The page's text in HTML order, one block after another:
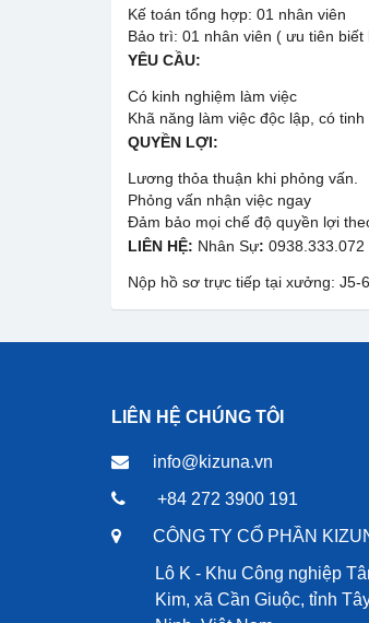
Kế toán tổng hợp: 01 nhân viên
Bảo trì: 01 nhân viên ( ưu tiên biết
YÊU CẦU:
Có kinh nghiệm làm việc
Khã năng làm việc độc lập, có
QUYỀN LỢI:
Lương thỏa thuận khi phỏng vấn.
Phỏng vấn nhận việc ngay
Đảm bảo mọi chế độ quyền lợi
LIÊN HỆ: Nhân Sự: 0938.333.072
Nộp hồ sơ trực tiếp tại xưởng: J5-
LIÊN HỆ CHÚNG TÔI
info@kizuna.vn
+84 272 3900 191
CÔNG TY CỔ PHẦN
Lô K - Khu Công nghiệp
Kim, xã Cần Giuộc, tỉnh